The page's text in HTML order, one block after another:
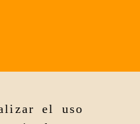
el uso